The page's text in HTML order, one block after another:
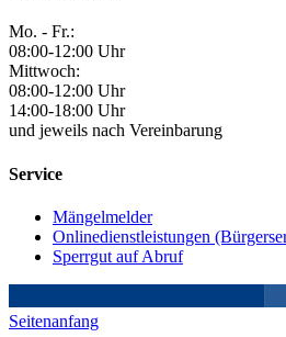
Mo. - Fr.:
08:00-12:00 Uhr
Mittwoch:
08:00-12:00 Uhr
14:00-18:00 Uhr
und jeweils nach Vereinbarung
Service
Mängelmelder
Onlinedienstleistungen
Sperrgut auf Abruf
Seitenanfang